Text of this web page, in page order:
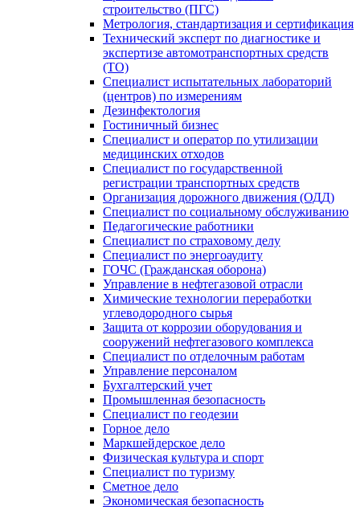
строительство (ПГС)
Метрология, стандартизация и сертификация
Технический эксперт по диагностике и
экспертизе автомотранспортных средств
(ТО)
Специалист испытательных лабораторий
(центров) по измерениям
Дезинфектология
Гостиничный бизнес
Специалист и оператор по утилизации
медицинских отходов
Специалист по государственной
регистрации транспортных средств
Организация дорожного движения (ОДД)
Специалист по социальному обслуживанию
Педагогические работники
Специалист по страховому делу
Специалист по энергоаудиту
ГОЧС (Гражданская оборона)
Управление в нефтегазовой отрасли
Химические технологии переработки
углеводородного сырья
Защита от коррозии оборудования и
сооружений нефтегазового комплекса
Специалист по отделочным работам
Управление персоналом
Бухгалтерский учет
Промышленная безопасность
Специалист по геодезии
Горное дело
Маркшейдерское дело
Физическая культура и спорт
Специалист по туризму
Сметное дело
Экономическая безопасность